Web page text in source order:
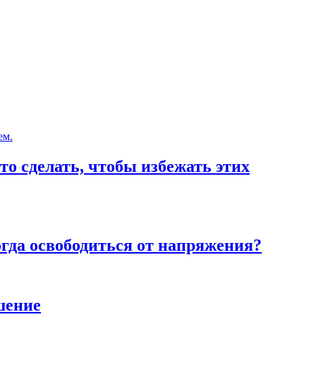
сделать, чтобы избежать этих
освободиться от напряжения?